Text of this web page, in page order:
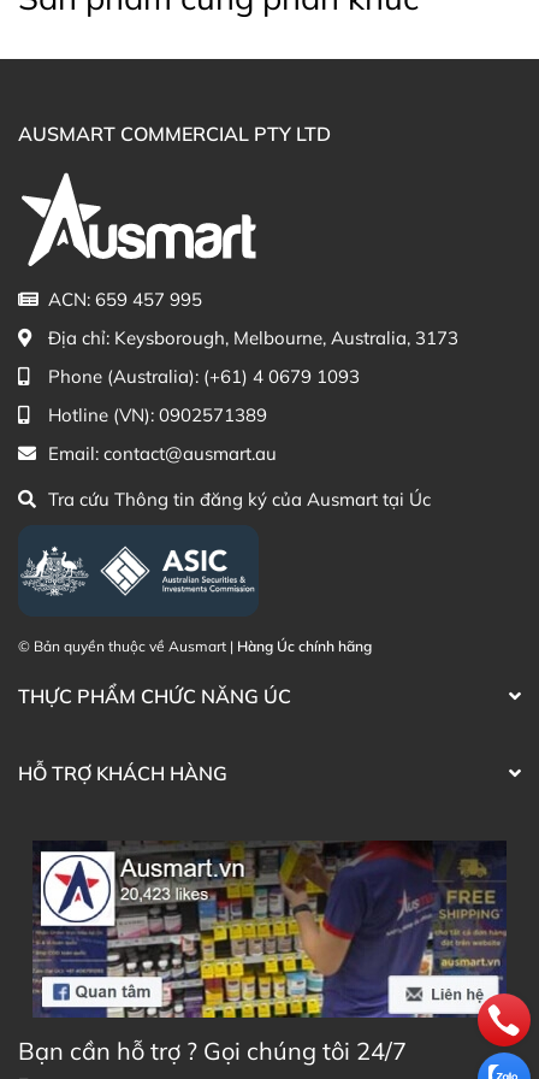
Facebook Ausmart.au | Hàng Úc chính hãng
Thạc sĩ Điều dưỡng & Cố vấn sản
phẩm Lily Huỳnh
AUSMART COMMERCIAL PTY LTD
ACN: 659 457 995
Địa chỉ: Keysborough, Melbourne, Australia, 3173
Phone (Australia): (+61) 4 0679 1093
Hotline (VN): 0902571389
Email: contact@ausmart.au
Tra cứu Thông tin đăng ký của Ausmart tại Úc
© Bản quyền thuộc về Ausmart | Hàng Úc chính hãng
THỰC PHẨM CHỨC NĂNG ÚC
HỖ TRỢ KHÁCH HÀNG
Bạn cần hỗ trợ ? Gọi chúng tôi 24/7